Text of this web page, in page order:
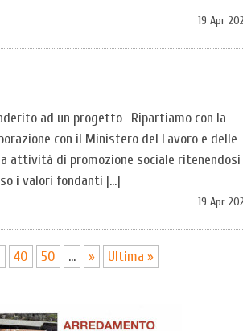
19 Apr
ad un progetto- Ripartiamo con la
con il Ministero del Lavoro e delle
attività di promozione sociale ritenendosi
i valori fondanti […]
19 Apr
40 50 ... » Ultima »